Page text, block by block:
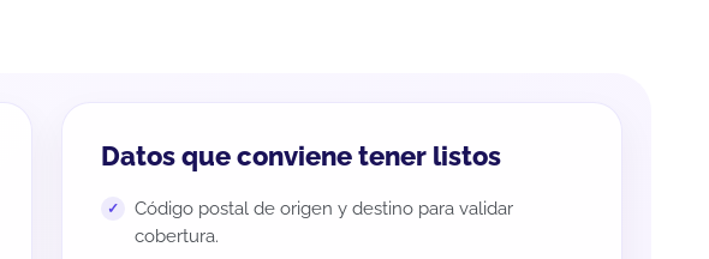
Datos que conviene tener listos
Código postal de origen y destino para validar
cobertura.